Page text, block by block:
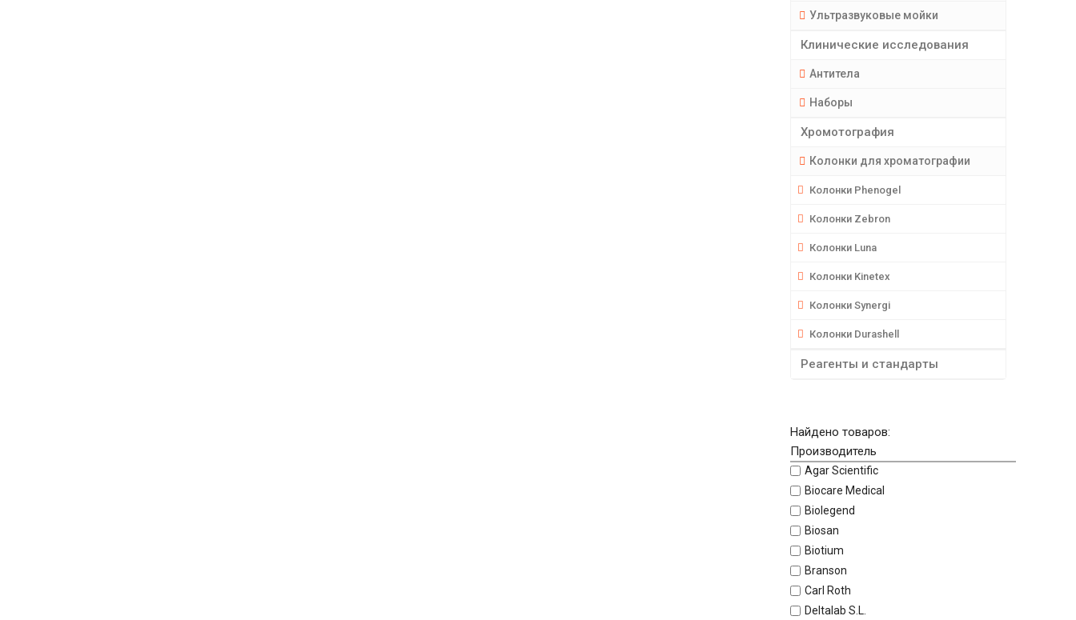
Ультразвуковые мойки
Клинические исследования
Антитела
Наборы
Хромотография
Колонки для хроматографии
Колонки Phenogel
Колонки Zebron
Колонки Luna
Колонки Kinetex
Колонки Synergi
Колонки Durashell
Реагенты и стандарты
Найдено товаров:
Производитель
Agar Scientific
Biocare Medical
Biolegend
Biosan
Biotium
Branson
Carl Roth
Deltalab S.L.